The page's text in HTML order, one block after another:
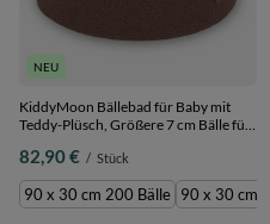
NEU
KiddyMoon Bällebad für Baby mit
Teddy-Plüsch, Größere 7 cm Bälle für
Abnehmbarer Bezug, Braun:
Pastellbeige/Grün
Grau/Pastellgelb/Braun, 90 x 30 cm
200 Bälle
82,90 € / Stück
90 x 30 cm 200 Bälle 90 x 30 cm